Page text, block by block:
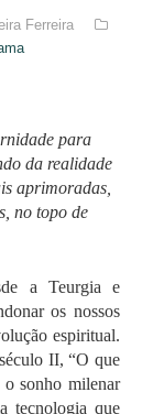
Ferreira
para
da realidade
aprimoradas,
no topo de
a Teurgia e
os nossos
espiritual.
II, “O que
sonho milenar
tecnologia que